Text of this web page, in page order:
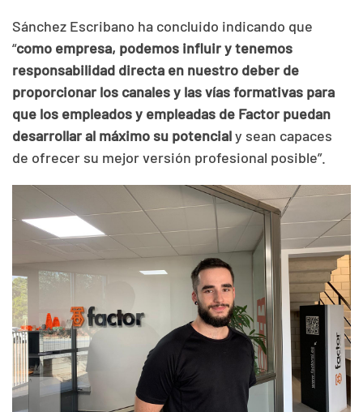
Sánchez Escribano ha concluido indicando que
“como empresa, podemos influir y tenemos
responsabilidad directa en nuestro deber de
proporcionar los canales y las vías formativas para
que los empleados y empleadas de Factor puedan
desarrollar al máximo su potencialy sean capaces
de ofrecer su mejor versión profesional posible”.